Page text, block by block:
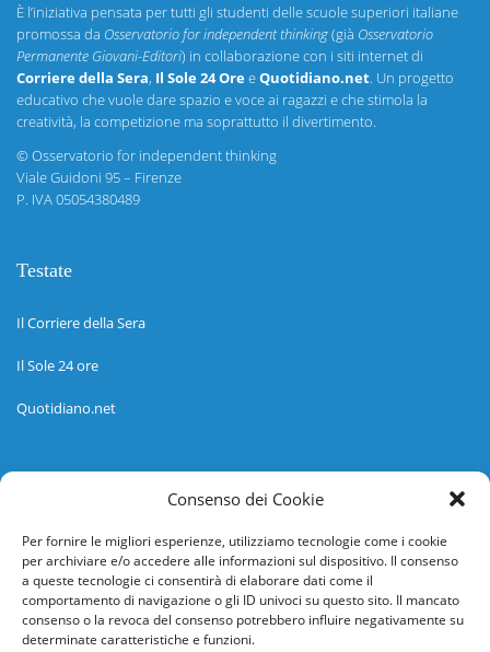
Consenso dei Cookie
Per fornire le migliori esperienze, utilizziamo tecnologie come i cookie
per archiviare e/o accedere alle informazioni sul dispositivo. Il consenso
a queste tecnologie ci consentirà di elaborare dati come il
comportamento di navigazione o gli ID univoci su questo sito. Il mancato
consenso o la revoca del consenso potrebbero influire negativamente su
determinate caratteristiche e funzioni.
È l’iniziativa pensata per tutti gli studenti delle scuole superiori italiane
promossa da Osservatorio for independent thinking(già Osservatorio
Permanente Giovani-Editori) in collaborazione con i siti internet di
Corriere della Sera, Il Sole 24 OreeQuotidiano.net. Un progetto
educativo che vuole dare spazio e voce ai ragazzi e che stimola la
creatività, la competizione ma soprattutto il divertimento.
©Osservatorio for independent thinking
Viale Guidoni 95 – Firenze
P. IVA 05054380489
Testate
Il Corriere della Sera
Il Sole 24 ore
Quotidiano.net
Informazioni
Help desk
Guida rapida